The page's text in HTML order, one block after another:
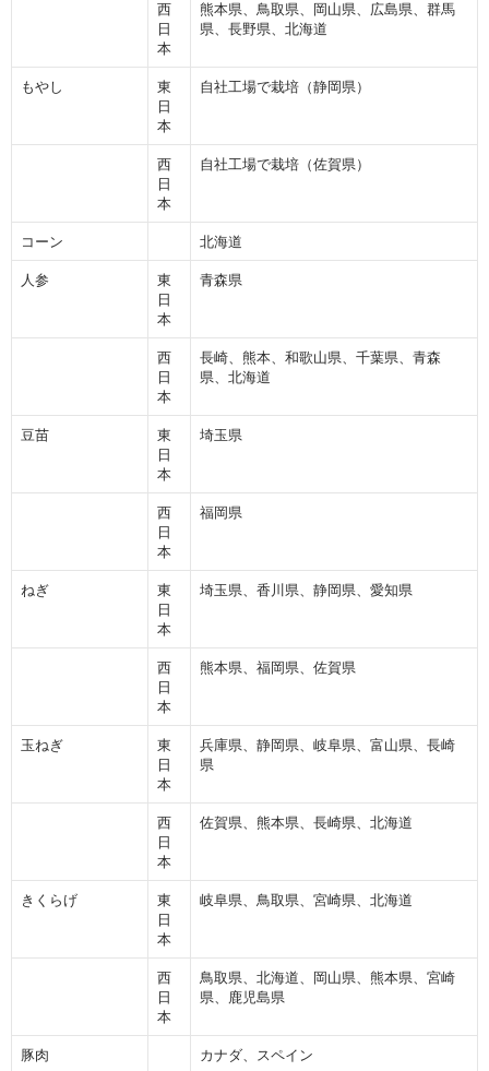
西
日
本
熊本県、鳥取県、岡山県、広島県、群馬
県、長野県、北海道
もやし
東
日
本
自社工場で栽培（静岡県）
西
日
本
自社工場で栽培（佐賀県）
コーン 北海道
人参
東
日
本
青森県
西
日
本
長崎、熊本、和歌山県、千葉県、青森
県、北海道
豆苗
東
日
本
埼玉県
西
日
本
福岡県
ねぎ
東
日
本
埼玉県、香川県、静岡県、愛知県
西
日
本
熊本県、福岡県、佐賀県
玉ねぎ
東
日
本
兵庫県、静岡県、岐阜県、富山県、長崎
県
西
日
本
佐賀県、熊本県、長崎県、北海道
きくらげ
東
日
本
岐阜県、鳥取県、宮崎県、北海道
西
日
本
鳥取県、北海道、岡山県、熊本県、宮崎
県、鹿児島県
豚肉 カナダ、スペイン